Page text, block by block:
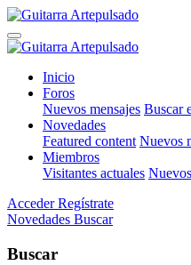
Inicio
Foros
Nuevos mensajes Buscar
Novedades
Featured content Nuevos
Miembros
Visitantes actuales
Acceder Regístrate
Novedades Buscar
Buscar